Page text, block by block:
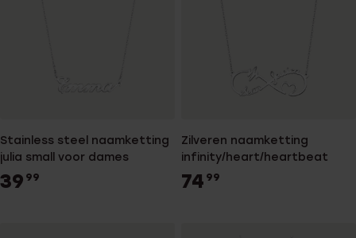
Stainless steel naamketting
julia small voor dames
39 99
Zilveren naamketting
infinity/heart/heartbeat
74 99